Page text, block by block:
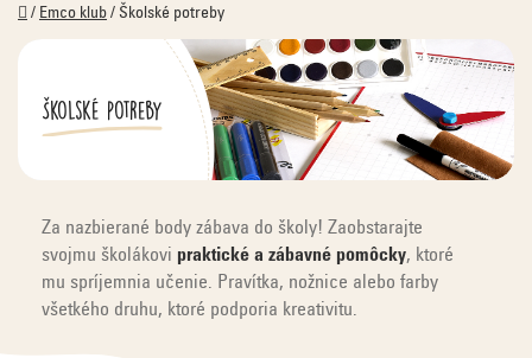
Domov
/ Emco klub / Školské potreby
Školské potreby
Za nazbierané body zábava do školy! Zaobstarajte
svojmu školákovi praktické a zábavné pomôcky, ktoré
mu spríjemnia učenie. Pravítka, nožnice alebo farby
všetkého druhu, ktoré podporia kreativitu.